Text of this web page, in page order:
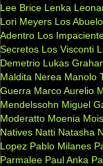
Lee Brice Lenka
Lori Meyers Los
Adentro Los
Secretos Los Visconti
Demetrio Lukas
Maldita Nerea Manolo
Guerra Marco Aurelio
Mendelssohn Miguel
Moderatto Moenia
Natives Natti Natasha
Lopez Pablo Milanes
Parmalee Paul Anka